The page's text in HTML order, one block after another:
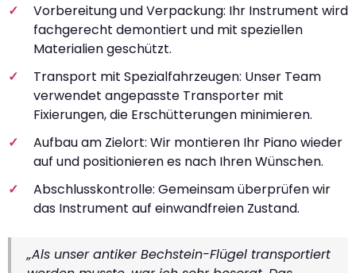
Vorbereitung und Verpackung: Ihr Instrument wird
fachgerecht demontiert und mit speziellen
Materialien geschützt.
Transport mit Spezialfahrzeugen: Unser Team
verwendet angepasste Transporter mit
Fixierungen, die Erschütterungen minimieren.
Aufbau am Zielort: Wir montieren Ihr Piano wieder
auf und positionieren es nach Ihren Wünschen.
Abschlusskontrolle: Gemeinsam überprüfen wir
das Instrument auf einwandfreien Zustand.
„Als unser antiker Bechstein-Flügel transportiert